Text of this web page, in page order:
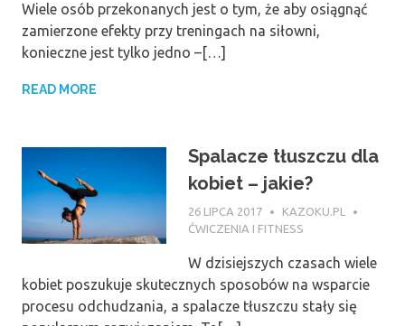
Wiele osób przekonanych jest o tym, że aby osiągnąć
zamierzone efekty przy treningach na siłowni,
konieczne jest tylko jedno –[…]
READ MORE
Spalacze tłuszczu dla
kobiet – jakie?
26 LIPCA 2017
KAZOKU.PL
ĆWICZENIA I FITNESS
W dzisiejszych czasach wiele
kobiet poszukuje skutecznych sposobów na wsparcie
procesu odchudzania, a spalacze tłuszczu stały się